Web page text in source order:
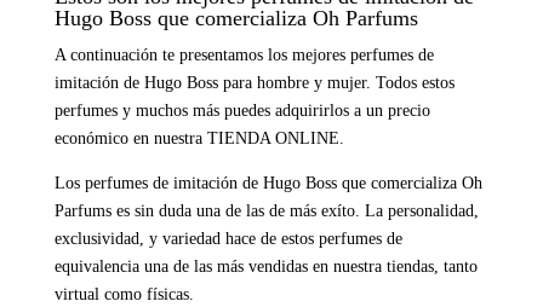
Hugo Boss que comercializa Oh Parfums
A continuación te presentamos los mejores perfumes de
imitación de Hugo Boss para hombre y mujer. Todos estos
perfumes y muchos más puedes adquirirlos a un precio
económico en nuestra TIENDA ONLINE
Los perfumes de imitación de Hugo Boss que comercializa Oh
Parfums es sin duda una de las de más exíto. La personalidad,
exclusividad, y variedad hace de estos perfumes de
equivalencia una de las más vendidas en nuestra tiendas, tanto
virtual como físicas.